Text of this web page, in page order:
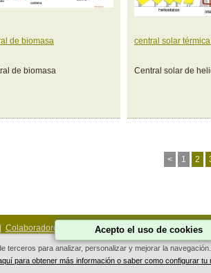
de biomasa
de biomasa
central solar
Central solar de
< 1 2
Colaboradores As miñas fotos | Achegas | Contiños
Deseño Web
Acepto el uso de cookies
terceros para analizar, personalizar y mejorar la
para obtener más información o saber como configurar